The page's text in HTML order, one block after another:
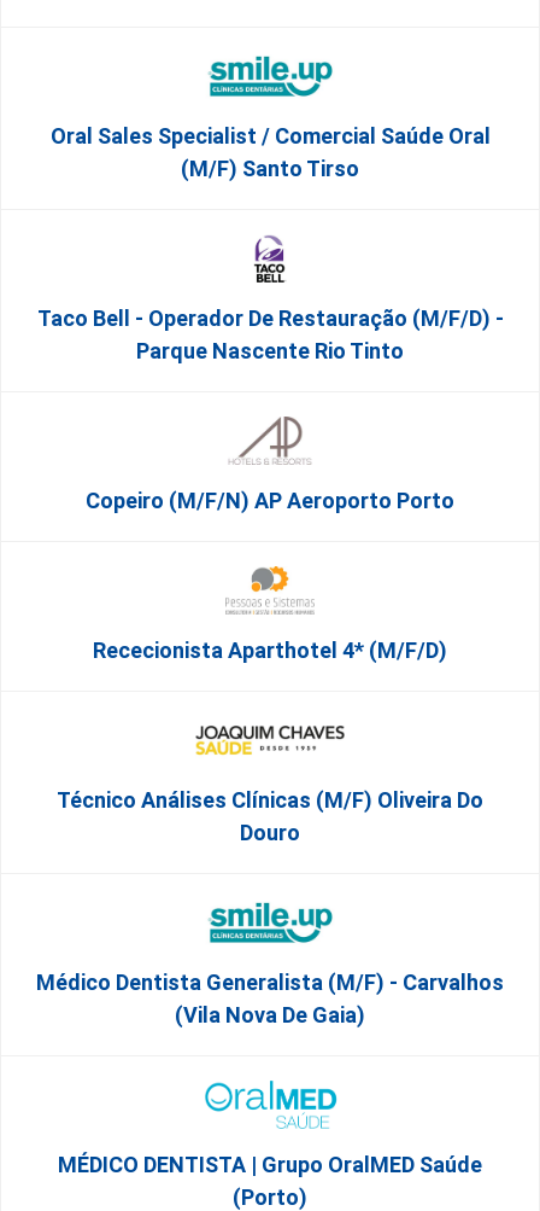
Oral Sales Specialist / Comercial Saúde Oral
(M/F) Santo Tirso
Taco Bell - Operador De Restauração (m/f/d) -
Parque Nascente Rio Tinto
Copeiro (M/F/N) AP Aeroporto Porto
Rececionista Aparthotel 4* (m/f/d)
Técnico Análises Clínicas (M/F) Oliveira Do
Douro
Médico Dentista Generalista (M/F) - Carvalhos
(Vila Nova De Gaia)
MÉDICO DENTISTA | Grupo OralMED Saúde
(Porto)